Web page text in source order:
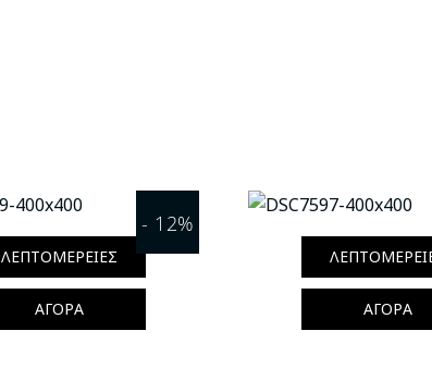
- 12%
ΛΕΠΤΟΜΈΡΕΙΕΣ
ΑΓΟΡΆ ΑΓΟΡΆ